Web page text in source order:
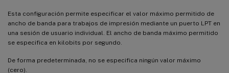
Esta configuración permite especificar el valor máximo permitido de
ancho de banda para trabajos de impresión mediante un puerto LPT en
una sesión de usuario individual. El ancho de banda máximo permitido
se especifica en kilobits por segundo.
De forma predeterminada, no se especifica ningún valor máximo
(cero).